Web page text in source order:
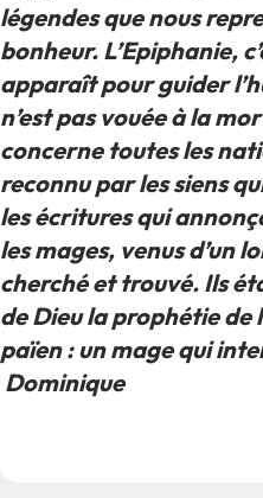
légendes que nous
bonheur. L’Epiphanie,
apparaît pour guider
n’est pas vouée à la
concerne toutes les
reconnu par les siens
les écritures qui
les mages, venus d’un
cherché et trouvé. Ils
de Dieu la prophétie de
païen : un mage qui
Dominique